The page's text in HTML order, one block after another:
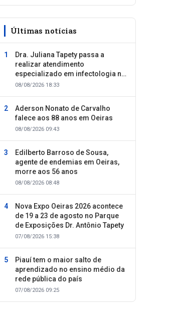
Últimas notícias
Dra. Juliana Tapety passa a
realizar atendimento
especializado em infectologia na
Clínica SID, em Oeiras
08/08/2026 18:33
Aderson Nonato de Carvalho
falece aos 88 anos em Oeiras
08/08/2026 09:43
Edilberto Barroso de Sousa,
agente de endemias em Oeiras,
morre aos 56 anos
08/08/2026 08:48
Nova Expo Oeiras 2026 acontece
de 19 a 23 de agosto no Parque
de Exposições Dr. Antônio Tapety
07/08/2026 15:38
Piauí tem o maior salto de
aprendizado no ensino médio da
rede pública do país
07/08/2026 09:25